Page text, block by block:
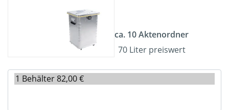
ca. 10 Aktenordner
70 Liter preiswert